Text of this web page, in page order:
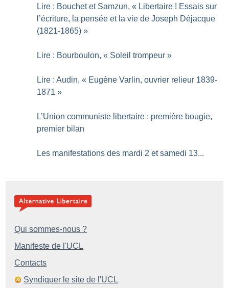
Lire : Bouchet et Samzun, « Libertaire ! Essais sur
l’écriture, la pensée et la vie de Joseph Déjacque
(1821-1865) »
Lire : Bourboulon, « Soleil trompeur »
Lire : Audin, « Eugène Varlin, ouvrier relieur 1839-
1871 »
L’Union communiste libertaire : première bougie,
premier bilan
Les manifestations des mardi 2 et samedi 13...
Qui sommes-nous ?
Manifeste de l'UCL
Contacts
Syndiquer le site de l'UCL